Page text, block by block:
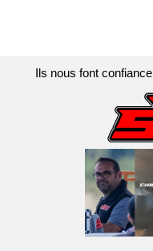
Ils nous font confiance